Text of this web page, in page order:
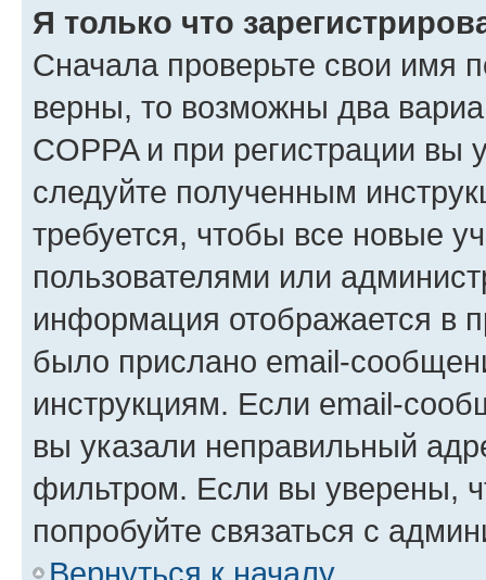
Я только что
Сначала проверьте свои имя
верны, то возможны два
COPPA и при регистрации вы
следуйте полученным
требуется, чтобы все новые
пользователями или
информация отображается в
было прислано email-
инструкциям. Если email-
вы указали неправильный
фильтром. Если вы уверены,
попробуйте связаться с
Вернуться к началу